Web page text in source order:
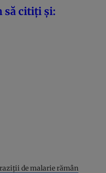
să citiți și:
de malarie rămân